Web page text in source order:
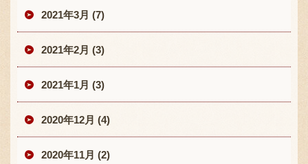
2021年3月 (7)
2021年2月 (3)
2021年1月 (3)
2020年12月 (4)
2020年11月 (2)